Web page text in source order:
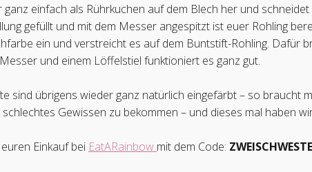
ganz einfach als Rührkuchen auf dem Blech her und
gefüllt und mit dem Messer angespitzt ist euer Rohling
ein und verstreicht es auf dem Buntstift-Rohling. Dafür
und einem Löffelstiel funktioniert es ganz gut.
sind übrigens wieder ganz natürlich eingefärbt – so braucht
Gewissen zu bekommen – und dieses mal haben
Einkauf bei EatARainbow mit dem Code: